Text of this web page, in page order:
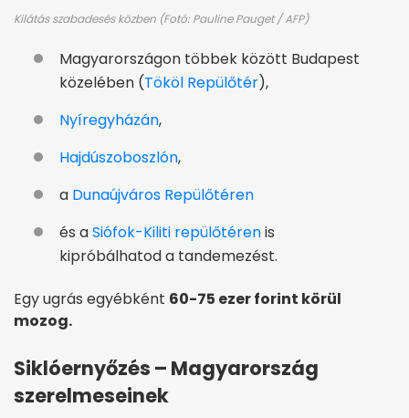
Kilátás szabadesés közben (Fotó: Pauline Pauget / AFP)
Magyarországon többek között Budapest
közelében (Tököl Repülőtér),
Nyíregyházán,
Hajdúszoboszlón,
a Dunaújváros Repülőtéren
és aSiófok-Kiliti repülőtérenis
kipróbálhatod a tandemezést.
Egy ugrás egyébként 60-75 ezer forint körül
mozog.
Siklóernyőzés – Magyarország
szerelmeseinek